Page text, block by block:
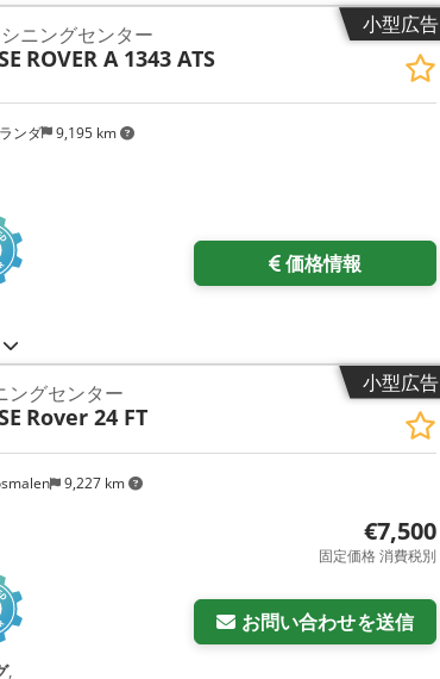
小型広告
ンダ 9,195 km
ニングセンター
ROVER A 1343 ATS
価格情報
小型広告
9,227 km
ングセンター
Rover 24 FT
€7,500
固定価格 消費税別
お問い合わせを送信
,